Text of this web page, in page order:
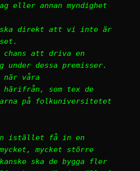
eller annan myndighet
direkt att vi inte är
att driva en
under dessa premisser.
våra
som tex de
på folkuniversitetet
istället få in en
mycket större
ska de bygga fler